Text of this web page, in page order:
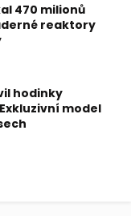
470 milionů
reaktory
hodinky
model